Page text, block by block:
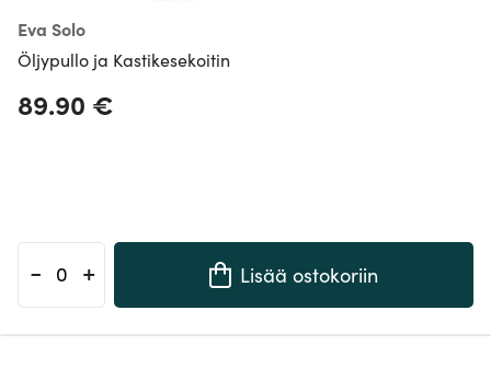
Eva Solo
Öljypullo ja Kastikesekoitin
89.90 €
- + Lisää ostokoriin